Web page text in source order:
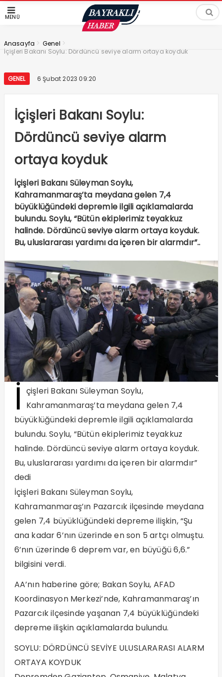
MENÜ
Anasayfa > Genel >
İçişleri Bakanı Soylu: Dördüncü seviye alarm ortaya koyduk
GENEL 6 Şubat 2023 09:20
İçişleri Bakanı Soylu:
Dördüncü seviye alarm
ortaya koyduk
İçişleri Bakanı Süleyman Soylu,
Kahramanmaraş’ta meydana gelen 7,4
büyüklüğündeki depremle ilgili açıklamalarda
bulundu. Soylu, “Bütün ekiplerimiz teyakkuz
halinde. Dördüncü seviye alarm ortaya koyduk.
Bu, uluslararası yardımı da içeren bir alarmdır”..
İ çişleri Bakanı Süleyman Soylu,
Kahramanmaraş’ta meydana gelen 7,4
büyüklüğündeki depremle ilgili açıklamalarda
bulundu. Soylu, “Bütün ekiplerimiz teyakkuz
halinde. Dördüncü seviye alarm ortaya koyduk.
Bu, uluslararası yardımı da içeren bir alarmdır”
dedi
İçişleri Bakanı Süleyman Soylu,
Kahramanmaraş’ın Pazarcık ilçesinde meydana
gelen 7,4 büyüklüğündeki depreme ilişkin, “Şu
ana kadar 6’nın üzerinde en son 5 artçı olmuştu.
6’nın üzerinde 6 deprem var, en büyüğü 6,6.”
bilgisini verdi.
AA’nın haberine göre; Bakan Soylu, AFAD
Koordinasyon Merkezi’nde, Kahramanmaraş’ın
Pazarcık ilçesinde yaşanan 7,4 büyüklüğündeki
depreme ilişkin açıklamalarda bulundu.
SOYLU: DÖRDÜNCÜ SEVİYE ULUSLARARASI ALARM
ORTAYA KOYDUK